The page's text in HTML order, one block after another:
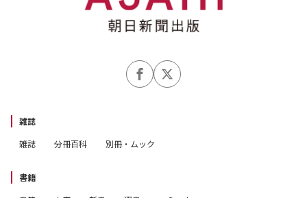
雑誌
雑誌
分冊百科 別冊・ムック
書籍